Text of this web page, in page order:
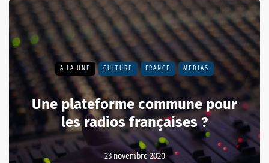
A LA UNE CULTURE FRANCE MÉDIAS
Une plateforme commune pour
les radios françaises ?
23 novembre 2020